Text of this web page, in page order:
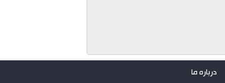
درباره ما